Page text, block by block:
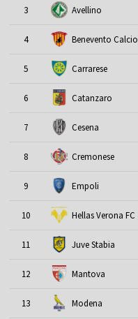
3 Avellino
4 Benevento Calcio
5 Carrarese
6 Catanzaro
7 Cesena
8 Cremonese
9 Empoli
10 Hellas Verona FC
11 Juve Stabia
12 Mantova
13 Modena